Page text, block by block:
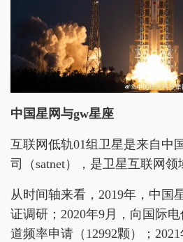
中国星网与gw星座
互联网低轨01组卫星是来自中
司（satnet），是卫星互联网领
从时间轴来看，2019年，中国
证调研；2020年9月，向国际
道频率申请（12992颗）；